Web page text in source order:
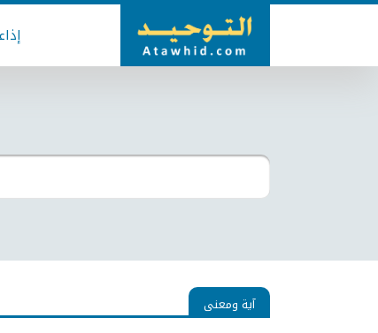
آية ومعنى